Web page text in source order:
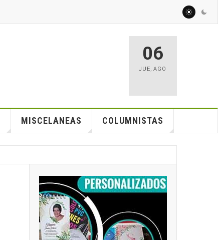
06
JUE,AGO
MISCELANEAS COLUMNISTAS